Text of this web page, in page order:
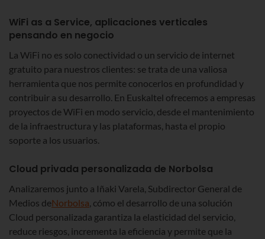
WiFi as a Service, aplicaciones verticales
pensando en negocio
La WiFi no es solo conectividad o un servicio de internet
gratuito para nuestros clientes: se trata de una valiosa
herramienta que nos permite conocerlos en profundidad y
contribuir a su desarrollo. En Euskaltel ofrecemos a empresas
proyectos de WiFi en modo servicio, desde el mantenimiento
de la infraestructura y las plataformas, hasta el propio
soporte a los usuarios.
Cloud privada personalizada de Norbolsa
Analizaremos junto a Iñaki Varela, Subdirector General de
Medios deNorbolsa, cómo el desarrollo de una solución
Cloud personalizada garantiza la elasticidad del servicio,
reduce riesgos, incrementa la eficiencia y permite que la